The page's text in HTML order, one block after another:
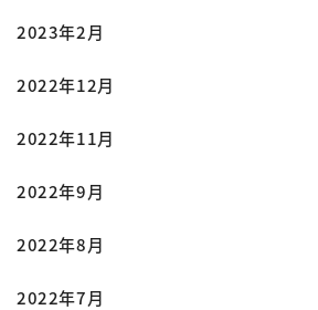
2023年2月
2022年12月
2022年11月
2022年9月
2022年8月
2022年7月